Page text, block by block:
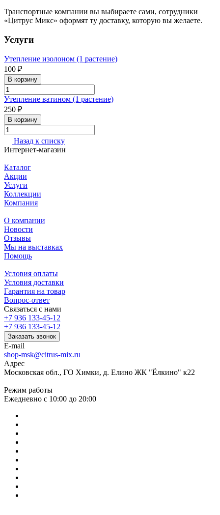
Транспортные компании вы выбираете сами, сотрудники
«Цитрус Микс» оформят ту доставку, которую вы желаете.
Услуги
Утепление изолоном (1 растение)
100 ₽
В корзину
Утепление ватином (1 растение)
250 ₽
В корзину
Назад к списку
Интернет-магазин
Каталог
Акции
Услуги
Коллекции
Компания
О компании
Новости
Отзывы
Мы на выставках
Помощь
Условия оплаты
Условия доставки
Гарантия на товар
Вопрос-ответ
Связаться с нами
+7 936 133-45-12
+7 936 133-45-12
Заказать звонок
E-mail
shop-msk@citrus-mix.ru
Адрес
Московская обл., ГО Химки, д. Елино ЖК "Ёлкино" к22
Режим работы
Ежедневно с 10:00 до 20:00